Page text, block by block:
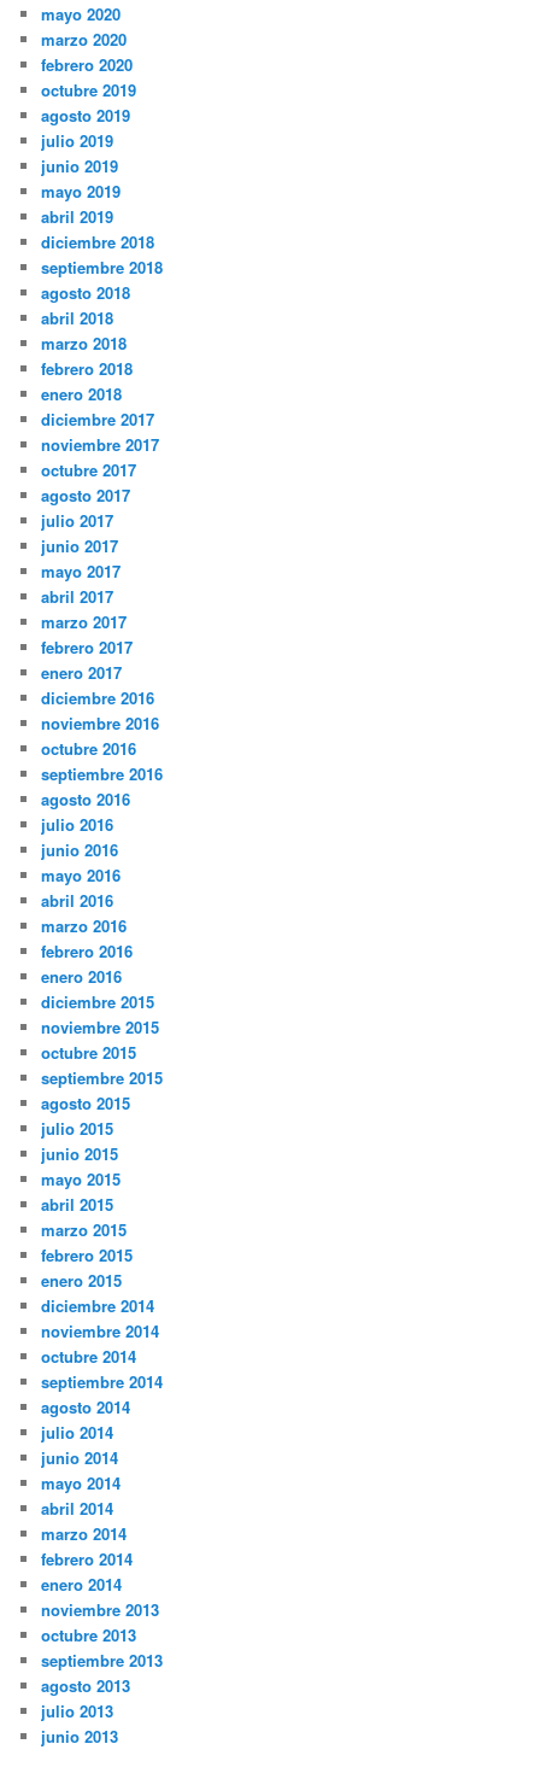
mayo 2020
marzo 2020
febrero 2020
octubre 2019
agosto 2019
julio 2019
junio 2019
mayo 2019
abril 2019
diciembre 2018
septiembre 2018
agosto 2018
abril 2018
marzo 2018
febrero 2018
enero 2018
diciembre 2017
noviembre 2017
octubre 2017
agosto 2017
julio 2017
junio 2017
mayo 2017
abril 2017
marzo 2017
febrero 2017
enero 2017
diciembre 2016
noviembre 2016
octubre 2016
septiembre 2016
agosto 2016
julio 2016
junio 2016
mayo 2016
abril 2016
marzo 2016
febrero 2016
enero 2016
diciembre 2015
noviembre 2015
octubre 2015
septiembre 2015
agosto 2015
julio 2015
junio 2015
mayo 2015
abril 2015
marzo 2015
febrero 2015
enero 2015
diciembre 2014
noviembre 2014
octubre 2014
septiembre 2014
agosto 2014
julio 2014
junio 2014
mayo 2014
abril 2014
marzo 2014
febrero 2014
enero 2014
noviembre 2013
octubre 2013
septiembre 2013
agosto 2013
julio 2013
junio 2013